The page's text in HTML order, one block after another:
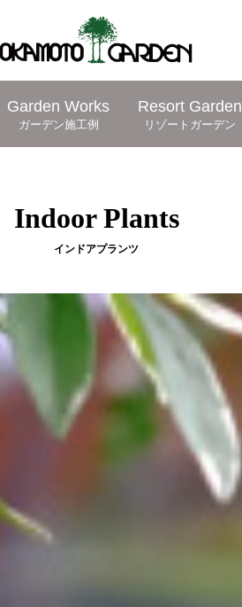
Garden Works
ガーデン施工例
Resort Garden
リゾートガーデン
Indoor Plants
インドアプランツ